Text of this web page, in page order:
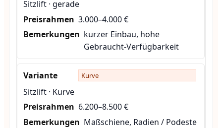
Sitzlift · gerade
3.000–4.000 €
kurzer Einbau, hohe
Gebraucht-Verfügbarkeit
Kurve
Sitzlift · Kurve
6.200–8.500 €
Maßschiene, Radien / Podeste